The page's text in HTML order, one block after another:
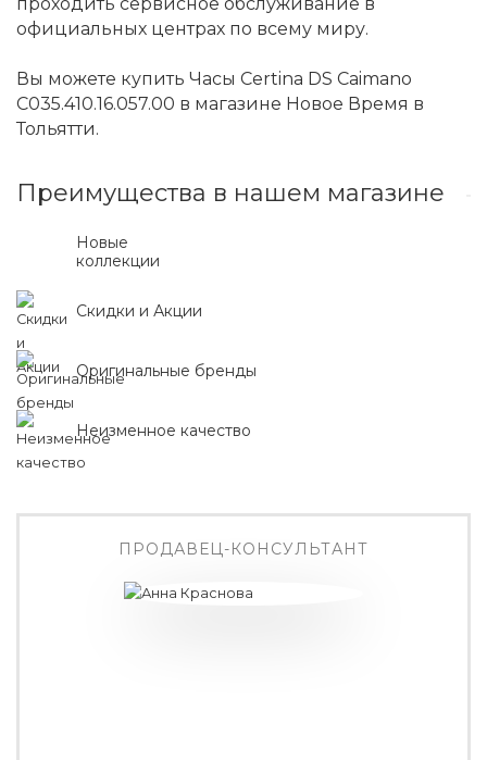
официальных центрах по всему миру.
Вы можете купить Часы Certina DS Caimano
C035.410.16.057.00 в магазине Новое Время в
Тольятти.
Преимущества в нашем магазине
Новые
коллекции
Скидки и Акции
Оригинальные бренды
Неизменное качество
ПРОДАВЕЦ-КОНСУЛЬТАНТ